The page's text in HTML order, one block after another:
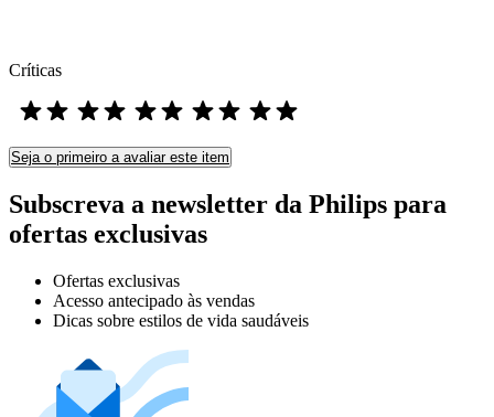
Críticas
Seja o primeiro a avaliar este item
Subscreva a newsletter da Philips para
ofertas exclusivas
Ofertas exclusivas
Acesso antecipado às vendas
Dicas sobre estilos de vida saudáveis